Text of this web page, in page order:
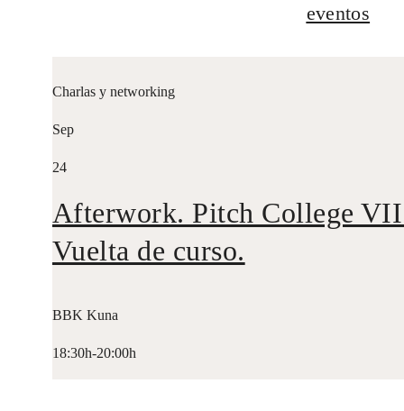
eventos
Charlas y networking
Sep
24
Afterwork. Pitch College
Vuelta de curso.
BBK Kuna
18:30h-20:00h